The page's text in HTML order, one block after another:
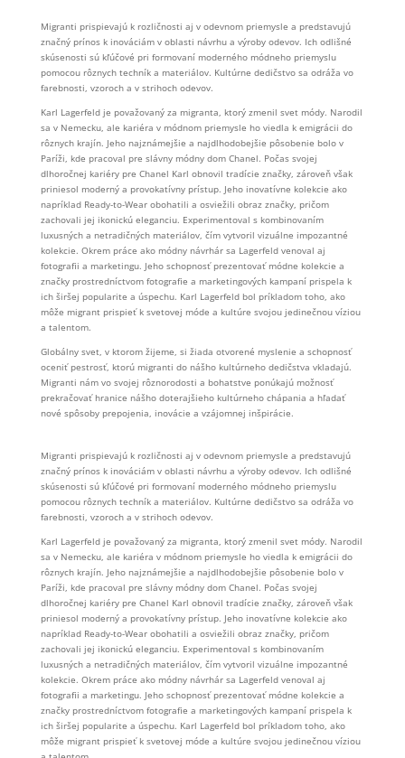
Migranti prispievajú k rozličnosti aj v odevnom priemysle a predstavujú
značný prínos k inováciám v oblasti návrhu a výroby odevov. Ich odlišné
skúsenosti sú kľúčové pri formovaní moderného módneho priemyslu
pomocou rôznych techník a materiálov. Kultúrne dedičstvo sa odráža vo
farebnosti, vzoroch a v strihoch odevov.
Karl Lagerfeld je považovaný za migranta, ktorý zmenil svet módy. Narodil
sa v Nemecku, ale kariéra v módnom priemysle ho viedla k emigrácii do
rôznych krajín. Jeho najznámejšie a najdlhodobejšie pôsobenie bolo v
Paríži, kde pracoval pre slávny módny dom Chanel. Počas svojej
dlhoročnej kariéry pre Chanel Karl obnovil tradície značky, zároveň však
priniesol moderný a provokatívny prístup. Jeho inovatívne kolekcie ako
napríklad Ready-to-Wear obohatili a osviežili obraz značky, pričom
zachovali jej ikonickú eleganciu. Experimentoval s kombinovaním
luxusných a netradičných materiálov, čím vytvoril vizuálne impozantné
kolekcie. Okrem práce ako módny návrhár sa Lagerfeld venoval aj
fotografii a marketingu. Jeho schopnosť prezentovať módne kolekcie a
značky prostredníctvom fotografie a marketingových kampaní prispela k
ich širšej popularite a úspechu. Karl Lagerfeld bol príkladom toho, ako
môže migrant prispieť k svetovej móde a kultúre svojou jedinečnou víziou
a talentom.
Globálny svet, v ktorom žijeme, si žiada otvorené myslenie a schopnosť
oceniť pestrosť, ktorú migranti do nášho kultúrneho dedičstva vkladajú.
Migranti nám vo svojej rôznorodosti a bohatstve ponúkajú možnosť
prekračovať hranice nášho doterajšieho kultúrneho chápania a hľadať
nové spôsoby prepojenia, inovácie a vzájomnej inšpirácie.
Migranti prispievajú k rozličnosti aj v odevnom priemysle a predstavujú
značný prínos k inováciám v oblasti návrhu a výroby odevov. Ich odlišné
skúsenosti sú kľúčové pri formovaní moderného módneho priemyslu
pomocou rôznych techník a materiálov. Kultúrne dedičstvo sa odráža vo
farebnosti, vzoroch a v strihoch odevov.
Karl Lagerfeld je považovaný za migranta, ktorý zmenil svet módy. Narodil
sa v Nemecku, ale kariéra v módnom priemysle ho viedla k emigrácii do
rôznych krajín. Jeho najznámejšie a najdlhodobejšie pôsobenie bolo v
Paríži, kde pracoval pre slávny módny dom Chanel. Počas svojej
dlhoročnej kariéry pre Chanel Karl obnovil tradície značky, zároveň však
priniesol moderný a provokatívny prístup. Jeho inovatívne kolekcie ako
napríklad Ready-to-Wear obohatili a osviežili obraz značky, pričom
zachovali jej ikonickú eleganciu. Experimentoval s kombinovaním
luxusných a netradičných materiálov, čím vytvoril vizuálne impozantné
kolekcie. Okrem práce ako módny návrhár sa Lagerfeld venoval aj
fotografii a marketingu. Jeho schopnosť prezentovať módne kolekcie a
značky prostredníctvom fotografie a marketingových kampaní prispela k
ich širšej popularite a úspechu. Karl Lagerfeld bol príkladom toho, ako
môže migrant prispieť k svetovej móde a kultúre svojou jedinečnou víziou